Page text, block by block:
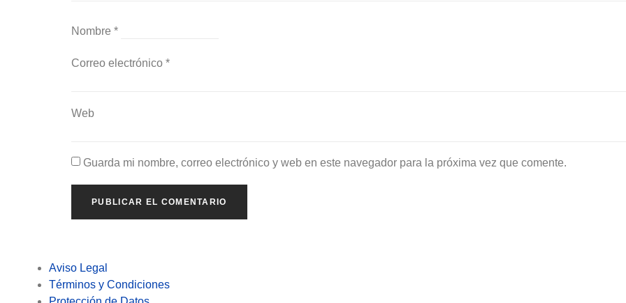
Nombre *
Correo electrónico *
Web
Guarda mi nombre, correo electrónico y web en este navegador para la próxima vez que comente.
Aviso Legal
Términos y Condiciones